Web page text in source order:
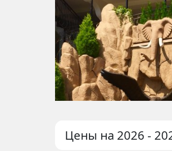
Цены на 2026 -